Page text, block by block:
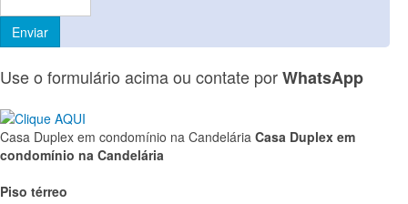
Use o formulário acima ou contate porWhatsApp
Casa Duplex em condomínio na Candelária Casa Duplex em
condomínio na Candelária
Piso térreo